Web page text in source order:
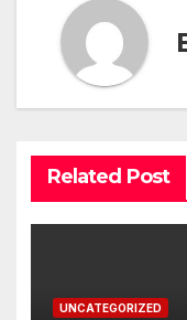
Related Post
UNCATEGORIZED